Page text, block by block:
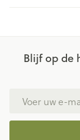
Blijf op de